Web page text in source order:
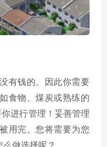
有钱的。因此你需要
食物、煤炭或熟练的
进行管理！妥善管理
用完。您将需要为您